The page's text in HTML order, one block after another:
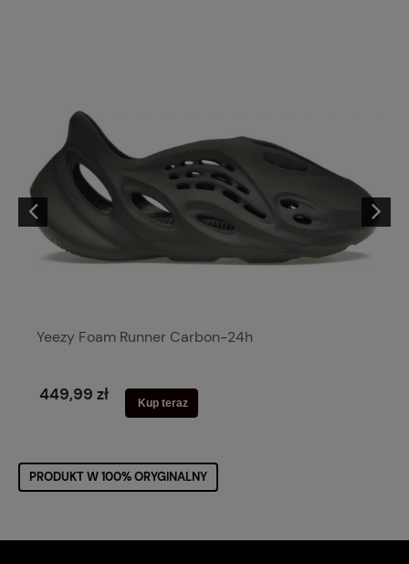
Yeezy Foam Runner Carbon-24h
449,99 zł Kup teraz
PRODUKT W 100% ORYGINALNY